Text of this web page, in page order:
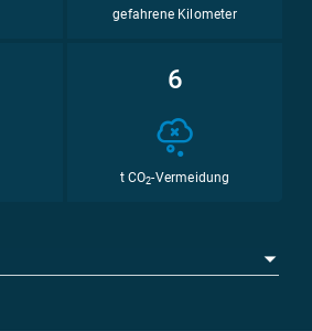
gefahrene Kilometer
6
t CO2-Vermeidung